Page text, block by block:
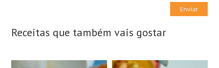
Receitas que também vais gostar